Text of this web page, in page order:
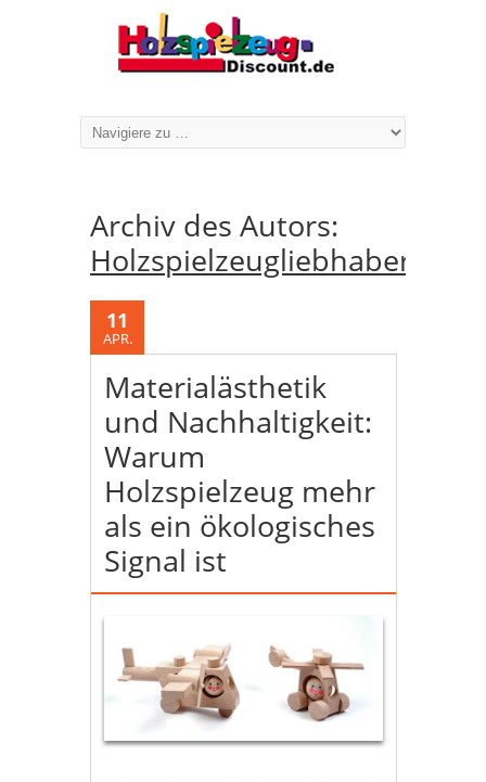
Archiv des Autors:
Holzspielzeugliebhaber
11
APR.
Materialästhetik
und Nachhaltigkeit:
Warum
Holzspielzeug mehr
als ein ökologisches
Signal ist